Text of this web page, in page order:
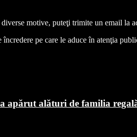
motive, puteţi trimite un email la
pe care le aduce în atenţia
apărut alături de familia